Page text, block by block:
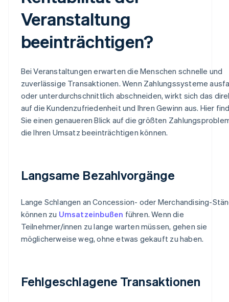
Veranstaltung
beeinträchtigen?
Bei Veranstaltungen erwarten die Menschen schnelle und
zuverlässige Transaktionen. Wenn Zahlungssysteme
oder unterdurchschnittlich abschneiden, wirkt sich das
auf die Kundenzufriedenheit und Ihren Gewinn aus. Hier
Sie einen genaueren Blick auf die größten
die Ihren Umsatz beeinträchtigen können.
Langsame Bezahlvorgänge
Lange Schlangen an Concession- oder Merchandising-
können zu Umsatzeinbußen führen. Wenn die
Teilnehmer/innen zu lange warten müssen, gehen sie
möglicherweise weg, ohne etwas gekauft zu haben.
Fehlgeschlagene Transaktionen